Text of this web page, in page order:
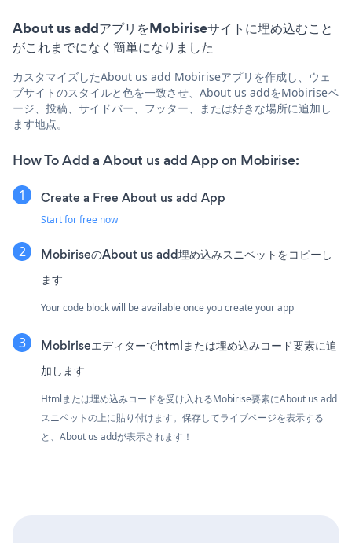
About us addアプリをMobiriseサイトに埋め込むこと
がこれまでになく簡単になりました
カスタマイズしたAbout us add Mobiriseアプリを作成し、ウェ
ブサイトのスタイルと色を一致させ、About us addをMobiriseペ
ージ、投稿、サイドバー、フッター、または好きな場所に追加し
ます地点。
How To Add a About us add App on Mobirise:
Create a Free About us add App
Start for free now
MobiriseのAbout us add埋め込みスニペットをコピーし
ます
Your code block will be available once you create your app
Mobiriseエディターでhtmlまたは埋め込みコード要素に追
加します
Htmlまたは埋め込みコードを受け入れるMobirise要素にAbout us add
スニペットの上に貼り付けます。保存してライブページを表示する
と、About us addが表示されます！